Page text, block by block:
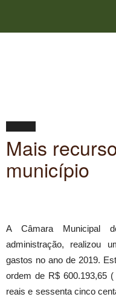
Mais
município
A Câmara Municipal
administração, realizou
gastos no ano de 2019.
ordem de R$ 600.193,65
reais e sessenta cinco